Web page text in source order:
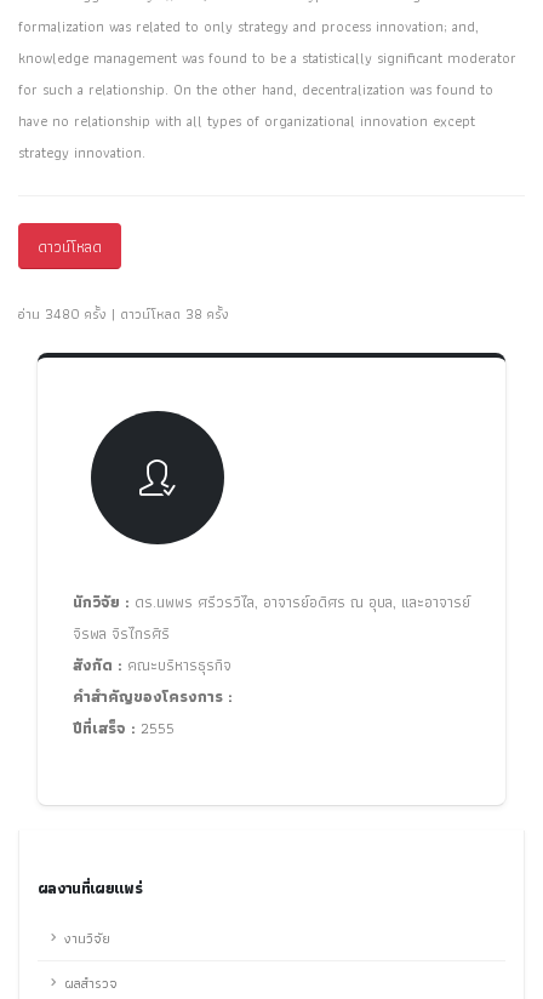
formalization was related to only strategy and process innovation; and,
knowledge management was found to be a statistically significant moderator
for such a relationship. On the other hand, decentralization was found to
have no relationship with all types of organizational innovation except
strategy innovation.
ดาวน์โหลด
อ่าน 3480 ครั้ง | ดาวน์โหลด 38 ครั้ง
นักวิจัย : ดร.นพพร ศรีวรวิไล, อาจารย์อดิศร ณ อุบล, และอาจารย์
จิรพล จิรไกรศิริ
สังกัด : คณะบริหารธุรกิจ
คำสำคัญของโครงการ :
ปีที่เสร็จ : 2555
ผลงานที่เผยแพร่
งานวิจัย
ผลสำรวจ